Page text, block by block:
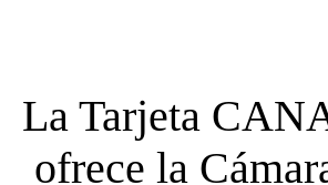
La Tarjeta
ofrece la